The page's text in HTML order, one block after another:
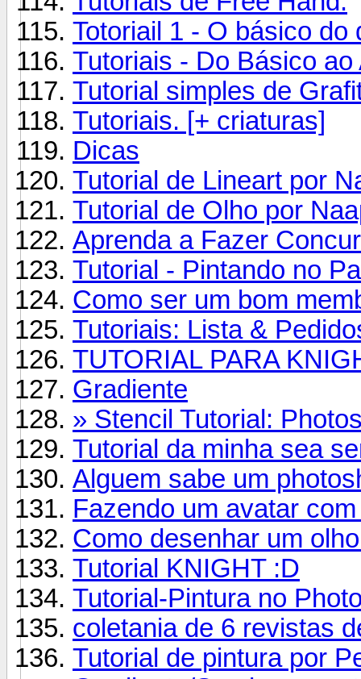
Totoriail 1 - O básico do
Tutoriais - Do Básico ao
Tutorial simples de
Tutoriais. [+ criaturas]
Dicas
Tutorial de Lineart por
Tutorial de Olho por
Aprenda a Fazer
Tutorial - Pintando no
Como ser um bom
Tutoriais: Lista &
TUTORIAL PARA
Gradiente
» Stencil Tutorial:
Tutorial da minha sea
Alguem sabe um
Fazendo um avatar
Como desenhar um
Tutorial KNIGHT :D
Tutorial-Pintura no
coletania de 6 revistas
Tutorial de pintura por